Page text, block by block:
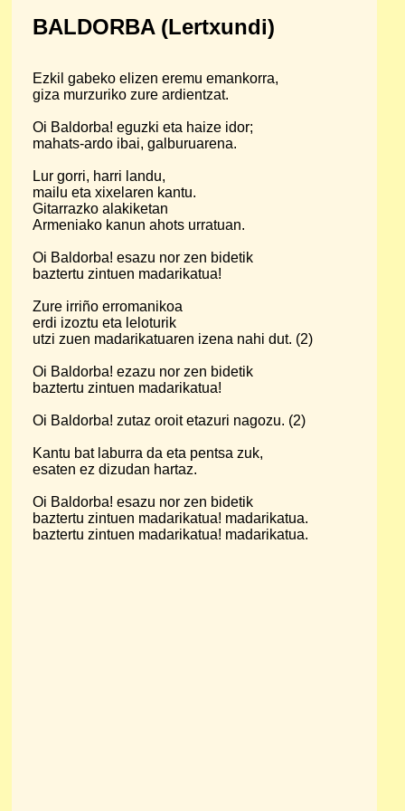
BALDORBA (Lertxundi)
Ezkil gabeko elizen eremu emankorra,
giza murzuriko zure ardientzat.
Oi Baldorba! eguzki eta haize idor;
mahats-ardo ibai, galburuarena.
Lur gorri, harri landu,
mailu eta xixelaren kantu.
Gitarrazko alakiketan
Armeniako kanun ahots urratuan.
Oi Baldorba! esazu nor zen bidetik
baztertu zintuen madarikatua!
Zure irriño erromanikoa
erdi izoztu eta leloturik
utzi zuen madarikatuaren izena nahi dut. (2)
Oi Baldorba! ezazu nor zen bidetik
baztertu zintuen madarikatua!
Oi Baldorba! zutaz oroit etazuri nagozu. (2)
Kantu bat laburra da eta pentsa zuk,
esaten ez dizudan hartaz.
Oi Baldorba! esazu nor zen bidetik
baztertu zintuen madarikatua! madarikatua.
baztertu zintuen madarikatua! madarikatua.